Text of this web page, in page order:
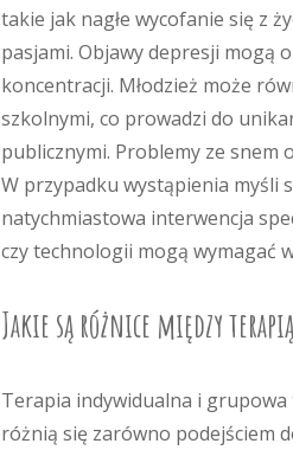
takie jak nagłe wycofanie się z
pasjami. Objawy depresji mogą
koncentracji. Młodzież może
szkolnymi, co prowadzi do
publicznymi. Problemy ze snem
W przypadku wystąpienia myśli
natychmiastowa interwencja
czy technologii mogą wymagać
Jakie są różnice między
Terapia indywidualna i
różnią się zarówno podejściem